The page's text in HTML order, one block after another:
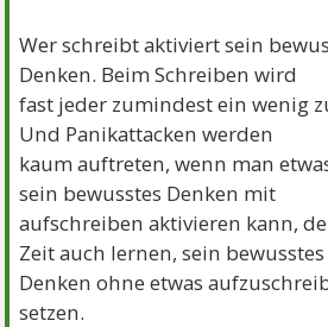
Wer schreibt aktiviert sein
Denken. Beim Schreiben wird
fast jeder zumindest ein wenig
Und Panikattacken werden
kaum auftreten, wenn man
sein bewusstes Denken mit
aufschreiben aktivieren kann,
Zeit auch lernen, sein bewusstes
Denken ohne etwas
setzen.